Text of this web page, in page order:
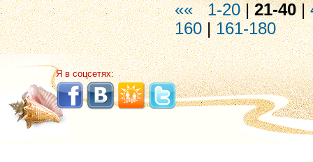
«« 1-20|21-40|
160|161-180
Я в соцсетях: